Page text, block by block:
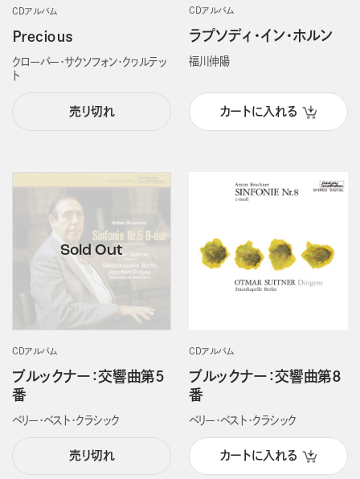
CDアルバム
Ｐｒｅｃｉｏｕｓ
クローバー・サクソフォン・クヮルテッ
ト
売り切れ
CDアルバム
ラプソディ・イン・ホルン
福川伸陽
カートに入れる
CDアルバム
ブルックナー：交響曲第５
番
ベリー・ベスト・クラシック
売り切れ
CDアルバム
ブルックナー：交響曲第８
番
ベリー・ベスト・クラシック
カートに入れる